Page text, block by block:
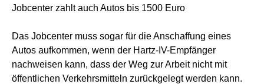
Jobcenter zahlt auch Autos bis 1500 Euro
Das Jobcenter muss sogar für die Anschaffung eines
Autos aufkommen, wenn der Hartz-IV-Empfänger
nachweisen kann, dass der Weg zur Arbeit nicht mit
öffentlichen Verkehrsmitteln zurückgelegt werden kann.